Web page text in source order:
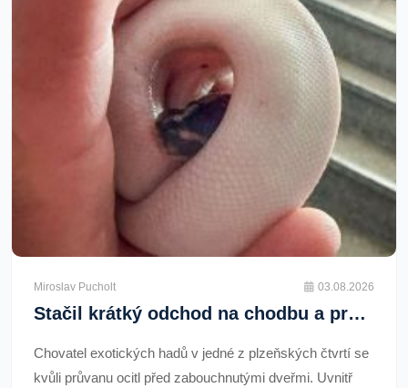
Miroslav Pucholt 03.08.2026
Stačil krátký odchod na chodbu a průvan zabouchl dveře. V bytě mezitím zůstali volně puštění hadi
Chovatel exotických hadů v jedné z plzeňských čtvrtí se
kvůli průvanu ocitl před zabouchnutými dveřmi. Uvnitř